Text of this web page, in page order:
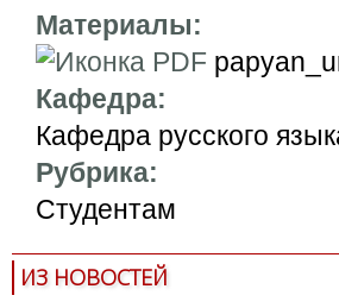
Материалы:
Кафедра:
Кафедра русского
Рубрика:
Студентам
ИЗ НОВОСТЕЙ